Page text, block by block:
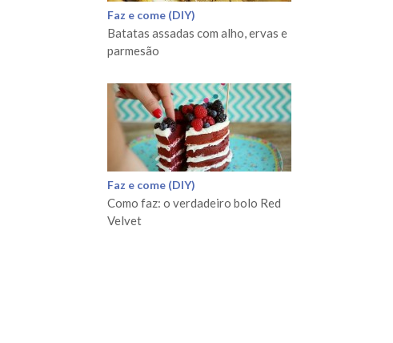
Faz e come (DIY)
Batatas assadas com alho, ervas e
parmesão
Faz e come (DIY)
Como faz: o verdadeiro bolo Red
Velvet